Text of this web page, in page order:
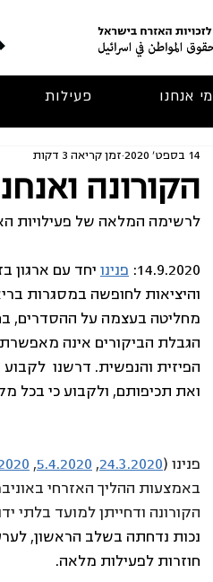
מי אנחנו פעילות
הקורונה
14 בספט׳ 2020 זמן קריאה 3 דקות
לרשימה המלאה של פעילויות
14.9.2020: פנינו יחד עם ארגון
והיציאות לחופשה במסגרות
מחליטה בעצמה על ההסדרים,
הגבלת הביקורים אינה
הפיזית והנפשית. דרשנו
ואת תכיפותם, ולקבוע כי בכל
פנינו (24.3.2020
,
5.4.2020
,
באמצעות ההליך האזרחי
הקורונה ודחייתן למועד בלתי
חוזרות לפעילות מלאה.